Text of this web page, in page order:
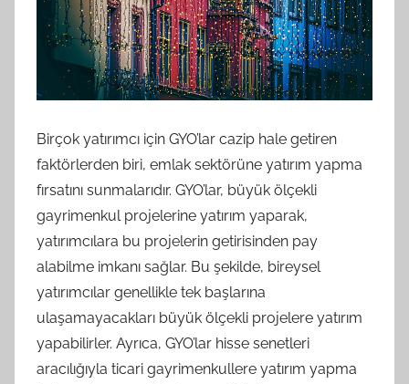
Birçok yatırımcı için GYO’lar cazip hale getiren
faktörlerden biri, emlak sektörüne yatırım yapma
fırsatını sunmalarıdır. GYO’lar, büyük ölçekli
gayrimenkul projelerine yatırım yaparak,
yatırımcılara bu projelerin getirisinden pay
alabilme imkanı sağlar. Bu şekilde, bireysel
yatırımcılar genellikle tek başlarına
ulaşamayacakları büyük ölçekli projelere yatırım
yapabilirler. Ayrıca, GYO’lar hisse senetleri
aracılığıyla ticari gayrimenkullere yatırım yapma